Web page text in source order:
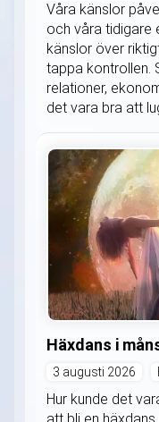
Våra känslor
och våra tidigare
känslor över
tappa kontrollen.
relationer,
det vara bra att
Häxdans i
3 augusti 2026
Hur kunde det